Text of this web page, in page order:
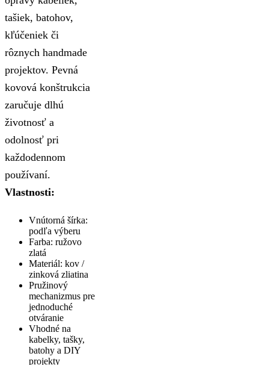
tašiek, batohov,
kľúčeniek či
rôznych handmade
projektov. Pevná
kovová konštrukcia
zaručuje dlhú
životnosť a
odolnosť pri
každodennom
používaní.
Vlastnosti:
Vnútorná šírka:
podľa výberu
Farba: ružovo
zlatá
Materiál: kov /
zinková zliatina
Pružinový
mechanizmus pre
jednoduché
otváranie
Vhodné na
kabelky, tašky,
batohy a DIY
projekty